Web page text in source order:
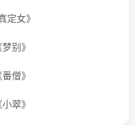
马上说：“真是如此的
件好衣服。”然后他们一
定女》
别》
僧》
翠》